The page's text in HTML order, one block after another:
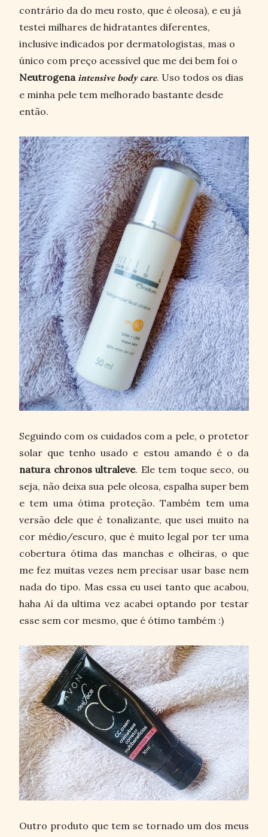
contrário da do meu rosto, que é oleosa), e eu já
testei milhares de hidratantes diferentes,
inclusive indicados por dermatologistas, mas o
único com preço acessível que me dei bem foi o
Neutrogena intensive body care. Uso todos os dias
e minha pele tem melhorado bastante desde
então.
Seguindo com os cuidados com a pele, o protetor
solar que tenho usado e estou amando é o da
natura chronos ultraleve. Ele tem toque seco, ou
seja, não deixa sua pele oleosa, espalha super bem
e tem uma ótima proteção. Também tem uma
versão dele que é tonalizante, que usei muito na
cor médio/escuro, que é muito legal por ter uma
cobertura ótima das manchas e olheiras, o que
me fez muitas vezes nem precisar usar base nem
nada do tipo. Mas essa eu usei tanto que acabou,
haha Aí da ultima vez acabei optando por testar
esse sem cor mesmo, que é ótimo também :)
Outro produto que tem se tornado um dos meus